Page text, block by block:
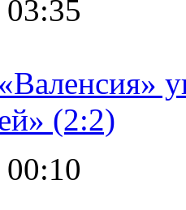
(2:2)